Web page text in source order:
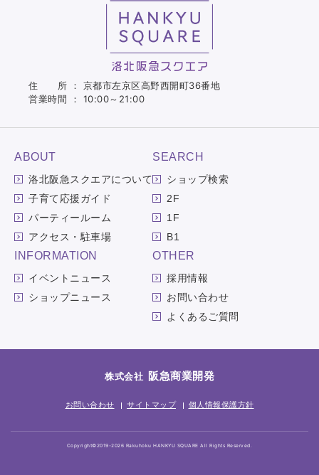
住 所 ： 京都市左京区高野西開町36番地
営業時間 ： 10:00～21:00
ABOUT
洛北阪急スクエアについて
子育て応援ガイド
パーティールーム
アクセス・駐車場
SEARCH
ショップ検索
2F
1F
B1
INFORMATION
イベントニュース
ショップニュース
OTHER
採用情報
お問い合わせ
よくあるご質問
株式会社 阪急商業開発
お問い合わせ サイトマップ 個人情報保護方針
Copyright©2019-2026 Rakuhoku HANKYU SQUARE All Rights Reserved.